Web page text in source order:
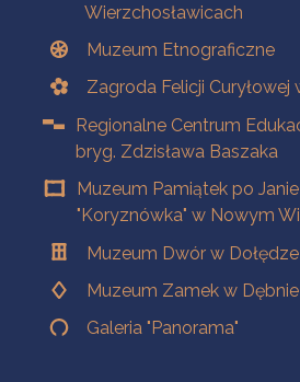
Wierzchosławicach
Muzeum Etnograficzne
Zagroda Felicji Curyłowej
Regionalne Centrum
bryg. Zdzisława Baszaka
Muzeum Pamiątek po
"Koryznówka" w Nowym
Muzeum Dwór w Dołędze
Muzeum Zamek w Dębnie
Galeria "Panorama"